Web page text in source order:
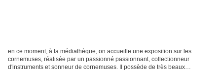
en ce moment, à la médiathèque, on accueille une exposition sur les
cornemuses, réalisée par un passionné passionnant, collectionneur
d'instruments et sonneur de cornemuses. Il possède de très beaux